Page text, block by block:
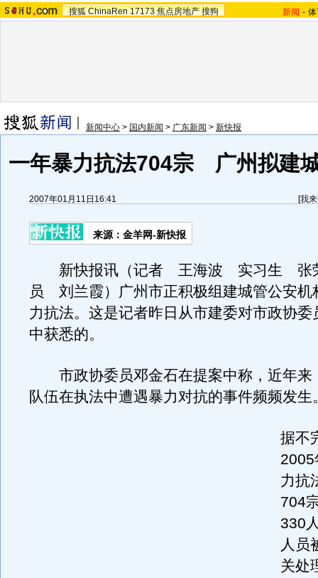
搜狐 ChinaRen 17173 焦点房地产 搜狗 新闻 -
新闻中心 > 国内新闻 > 广东新闻 > 新快报
一年暴力抗法704宗 广州拟建
2007年01月11日16:41 [我
来源：金羊网-新快报
新快报讯（记者 王海波 实习生 张
员 刘兰霞）广州市正积极组建城管公安机
力抗法。这是记者昨日从市建委对市政协委
中获悉的。
市政协委员邓金石在提案中称，近年来
队伍在执法中遭遇暴力对抗的事件频频发生
据不
2005
力抗
704
330
人员
关处